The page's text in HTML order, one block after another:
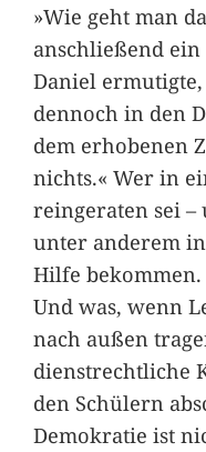
»Wie geht man
anschließend
Daniel
dennoch in den
dem erhobenen
nichts.« Wer in
reingeraten sei
unter anderem
Hilfe bekommen.
Und was, wenn
nach außen
dienstrechtliche
den Schülern
Demokratie ist